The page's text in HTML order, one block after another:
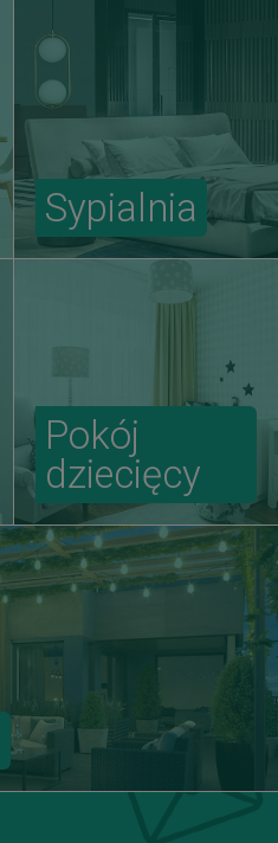
Sypialnia
Pokój
dziecięcy